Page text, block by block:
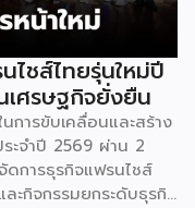
ชส์ไทยรุ่นใหม่ปี
ศรษฐกิจยั่งยืน
การขับเคลื่อนและสร้าง
ะจำปี 2569 ผ่าน 2
การธุรกิจแฟรนไชส์
ะกิจกรรมยกระดับธุรกิจ